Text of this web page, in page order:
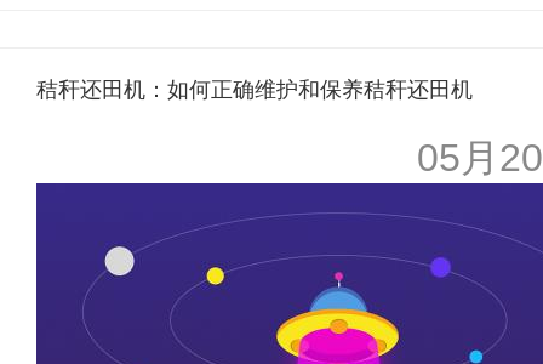
秸秆还田机：如何正确维护和保养秸秆还田机
05月20